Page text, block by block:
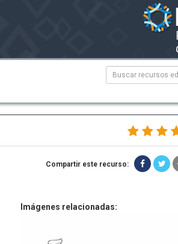
Compartir este recurso:
Imágenes relacionadas: